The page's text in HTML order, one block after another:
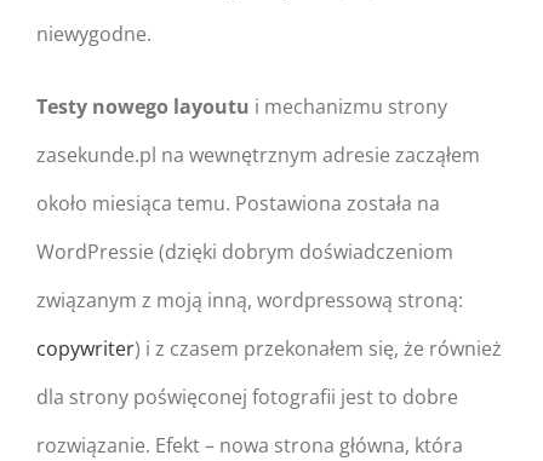
niewygodne.
Testy nowego layoutu i mechanizmu strony
zasekunde.pl na wewnętrznym adresie zacząłem
około miesiąca temu. Postawiona została na
WordPressie (dzięki dobrym doświadczeniom
związanym z moją inną, wordpressową stroną:
copywriter) i z czasem przekonałem się, że również
dla strony poświęconej fotografii jest to dobre
rozwiązanie. Efekt – nowa strona główna, która